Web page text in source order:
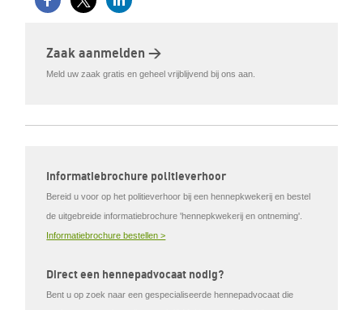
Zaak aanmelden >
Meld uw zaak gratis en geheel vrijblijvend bij ons aan.
Informatiebrochure politieverhoor
Bereid u voor op het politieverhoor bij een hennepkwekerij en bestel
de uitgebreide informatiebrochure 'hennepkwekerij en ontneming'.
Informatiebrochure bestellen >
Direct een hennepadvocaat nodig?
Bent u op zoek naar een gespecialiseerde hennepadvocaat die